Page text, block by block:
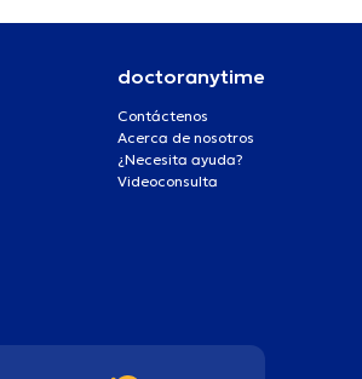
doctoranytime
Contáctenos
Acerca de nosotros
¿Necesita ayuda?
Videoconsulta